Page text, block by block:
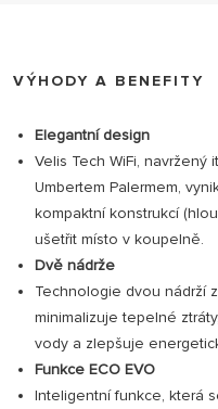
VÝHODY A BENEFITY
Elegantní design
Velis Tech WiFi, navržený
Umbertem Palermem,
kompaktní konstrukcí
ušetřit místo v koupelně.
Dvě nádrže
Technologie dvou nádrží
minimalizuje tepelné
vody a zlepšuje
Funkce ECO EVO
Inteligentní funkce, která